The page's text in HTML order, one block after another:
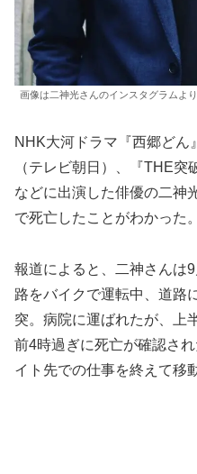
画像は二神光さんのインスタグラムより
NHK大河ドラマ『西郷どん
（テレビ朝日）、『THE突
などに出演した俳優の二神
で死亡したことがわかった。
報道によると、二神さんは
路をバイクで運転中、道路
突。病院に運ばれたが、上
前4時過ぎに死亡が確認さ
イト先での仕事を終えて移